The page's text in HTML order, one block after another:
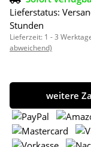
Lieferstatus:
Stunden
Lieferzeit: 1 - 3
abweichend)
weitere